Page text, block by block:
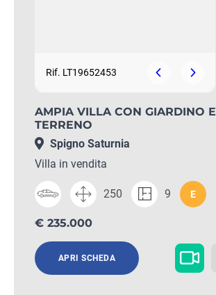
Rif. LT19652453
AMPIA VILLA CON GIARDINO E
TERRENO
Spigno Saturnia
Villa in vendita
250 9 E
€ 235.000
APRI SCHEDA